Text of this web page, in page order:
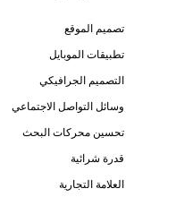
تصميم الموقع
تطبيقات الموبايل
التصميم الجرافيكي
وسائل التواصل الاجتماعي
تحسين محركات البحث
قدرة شرائية
العلامة التجارية